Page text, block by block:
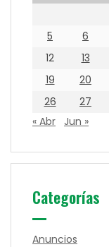
5
6
12
13
19
20
26
27
« Abr
Jun »
Categorías
Anuncios